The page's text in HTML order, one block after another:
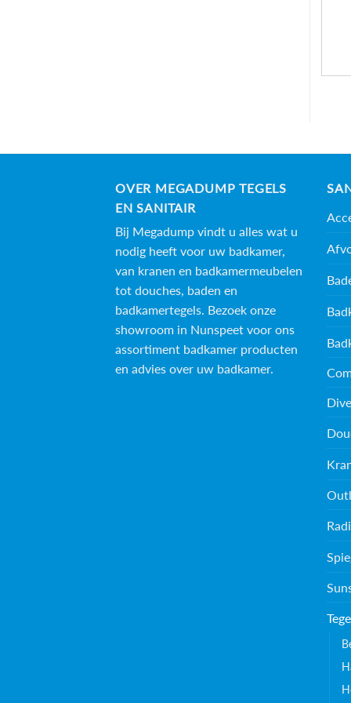
OVER MEGADUMP TEGELS
EN SANITAIR
Bij Megadump vindt u alles wat u
nodig heeft voor uw badkamer,
van kranen en badkamermeubelen
tot douches, baden en
badkamertegels. Bezoek onze
showroom in Nunspeet voor ons
assortiment badkamer producten
en advies over uw badkamer.